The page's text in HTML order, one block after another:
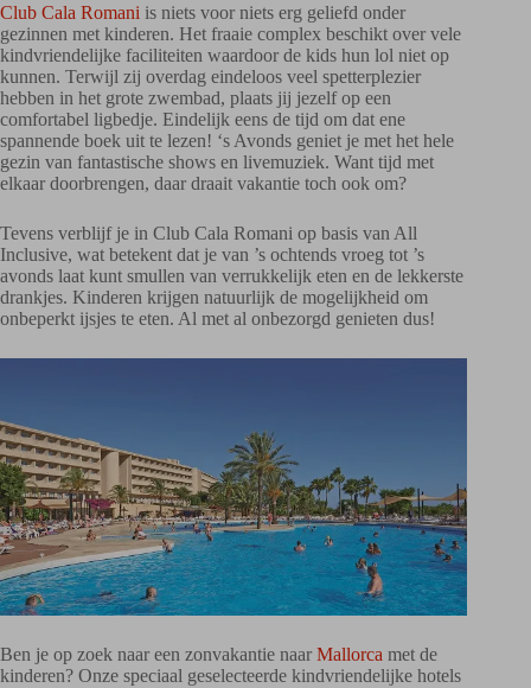
Club Cala Romani is niets voor niets erg geliefd onder
gezinnen met kinderen. Het fraaie complex beschikt over vele
kindvriendelijke faciliteiten waardoor de kids hun lol niet op
kunnen. Terwijl zij overdag eindeloos veel spetterplezier
hebben in het grote zwembad, plaats jij jezelf op een
comfortabel ligbedje. Eindelijk eens de tijd om dat ene
spannende boek uit te lezen! ‘s Avonds geniet je met het hele
gezin van fantastische shows en livemuziek. Want tijd met
elkaar doorbrengen, daar draait vakantie toch ook om?
Tevens verblijf je in Club Cala Romani op basis van All
Inclusive, wat betekent dat je van ’s ochtends vroeg tot ’s
avonds laat kunt smullen van verrukkelijk eten en de lekkerste
drankjes. Kinderen krijgen natuurlijk de mogelijkheid om
onbeperkt ijsjes te eten. Al met al onbezorgd genieten dus!
Ben je op zoek naar een zonvakantie naar Mallorca met de
kinderen? Onze speciaal geselecteerde kindvriendelijke hotels